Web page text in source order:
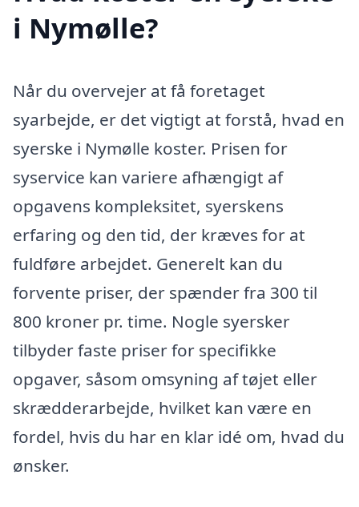
i Nymølle?
Når du overvejer at få foretaget
syarbejde, er det vigtigt at forstå, hvad en
syerske i Nymølle koster. Prisen for
syservice kan variere afhængigt af
opgavens kompleksitet, syerskens
erfaring og den tid, der kræves for at
fuldføre arbejdet. Generelt kan du
forvente priser, der spænder fra 300 til
800 kroner pr. time. Nogle syersker
tilbyder faste priser for specifikke
opgaver, såsom omsyning af tøjet eller
skrædderarbejde, hvilket kan være en
fordel, hvis du har en klar idé om, hvad du
ønsker.